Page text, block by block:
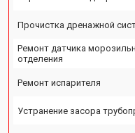
Прочистка дренажной
Ремонт датчика
отделения
Ремонт испарителя
Устранение засора